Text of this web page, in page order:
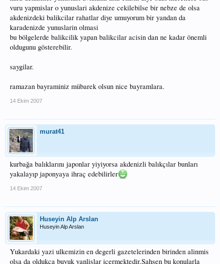
vuru yapmislar o yunuslari akdenize cekilebilse bir nebze de olsa
akdenizdeki balikcilar rahatlar diye umuyorum bir yandan da
karadenizde yunuslarin olmasi
bu bölgelerde balikcilik yapan balikcilar acisin dan ne kadar önemli
oldugunu gösterebilir.
saygilar.
ramazan bayraminiz mübarek olsun nice bayramlara.
14 Ekim 2007
murat41
kurbağa balıklarını japonlar yiyiyorsa akdenizli balıkçılar bunları
yakalayıp japonyaya ihraç edebilirler
14 Ekim 2007
Huseyin Alp Arslan
Huseyin Alp Arslan
Yukardaki yazi ulkemizin en degerli gazetelerinden birinden alinmis
olsa da oldukca buyuk yanlislar icermektedir.Sahsen bu konularla